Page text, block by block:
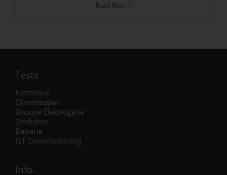
Read More
Tests
Electrique
Climatisation
Groupe Électrogène
Onduleur
Batterie
IST Commissioning
Info.